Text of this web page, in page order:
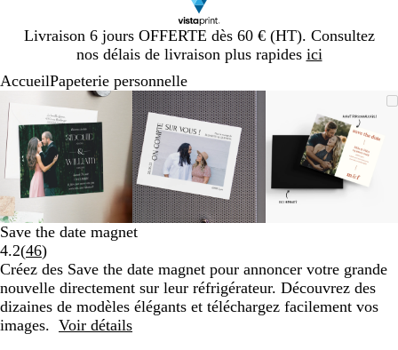
Livraison 6 jours OFFERTE dès 60 € (HT). Consultez
nos délais de livraison plus rapides ici
Diapositive
1
AccueilPapeterie personnelle
Image
zoomable
Zoom
au
minimum
Cliquez
pour
développer
Utilisez
les
touches
plus
et
moins
zoomer
les
touches
fléchées
pour
Image
zoomable
Zoom
au
minimum
Cliquez
pour
développer
Utilisez
les
touches
plus
et
moins
pour
les
touches
fléchées
zoomable
au
minimum
pour
les
touches
plus
et
moins
les
touches
fléchées
Diapositive
sur
3
Save the date magnet
4.2(46Lire
les
46
avis
)
Créez des Save the date magnet pour annoncer votre grande
nouvelle directement sur leur réfrigérateur. Découvrez des
dizaines de modèles élégants et téléchargez facilement vos
images. Voir détails